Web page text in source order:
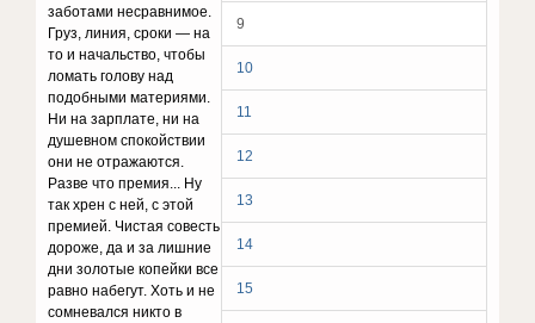
9
10
11
12
13
14
15
заботами несравнимое.
Груз, линия, сроки — на
то и начальство, чтобы
ломать голову над
подобными материями.
Ни на зарплате, ни на
душевном спокойствии
они не отражаются.
Разве что премия... Ну
так хрен с ней, с этой
премией. Чистая совесть
дороже, да и за лишние
дни золотые копейки все
равно набегут. Хоть и не
сомневался никто в